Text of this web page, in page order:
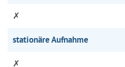
✗
stationäre Aufnahme
✗